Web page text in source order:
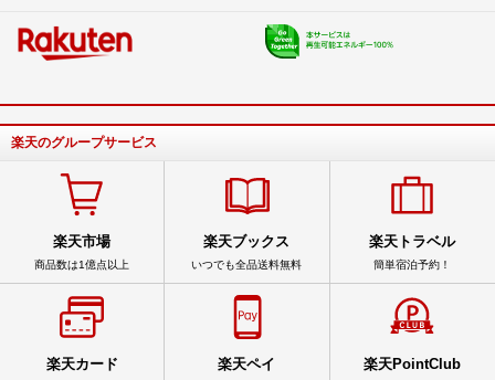
楽天のグループサービス
楽天市場
商品数は1億点以上
楽天ブックス
いつでも全品送料無料
楽天トラベル
簡単宿泊予約！
楽天カード 楽天ペイ 楽天PointClub